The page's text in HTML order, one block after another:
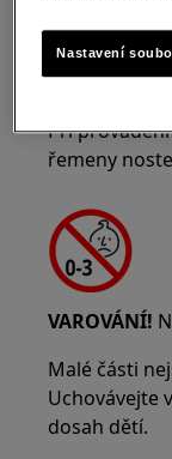
Při
řemeny
VAROVÁNÍ!
Malé části
Uchovávejte
dosah dětí.
Nastavení